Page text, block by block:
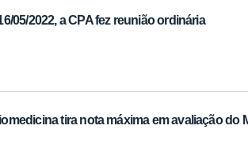
05/2022, a CPA fez reunião ordinária
tira nota máxima em avaliação do